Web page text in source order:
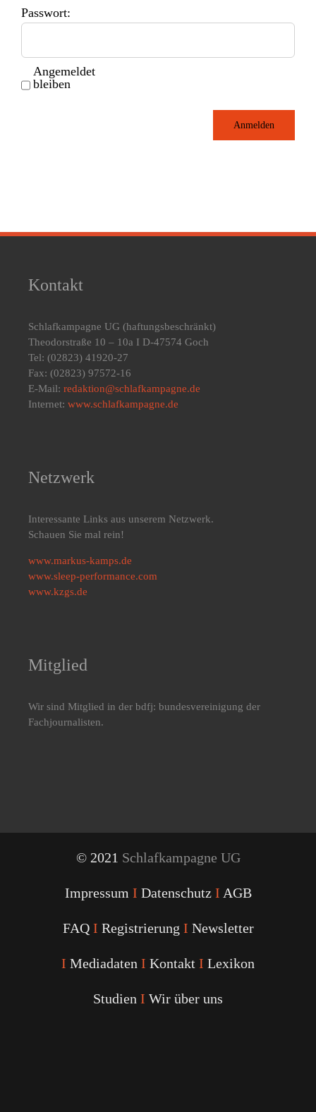
Passwort:
Angemeldet
bleiben
Anmelden
Kontakt
Schlafkampagne UG (haftungsbeschränkt)
Theodorstraße 10 – 10a I D-47574 Goch
Tel: (02823) 41920-27
Fax: (02823) 97572-16
E-Mail: redaktion@schlafkampagne.de
Internet: www.schlafkampagne.de
Netzwerk
Interessante Links aus unserem Netzwerk.
Schauen Sie mal rein!
www.markus-kamps.de
www.sleep-performance.com
www.kzgs.de
Mitglied
Wir sind Mitglied in der bdfj: bundesvereinigung der
Fachjournalisten.
© 2021 Schlafkampagne UG
Impressum I Datenschutz I AGB
FAQ I Registrierung I Newsletter
I Mediadaten I Kontakt I Lexikon
Studien I Wir über uns